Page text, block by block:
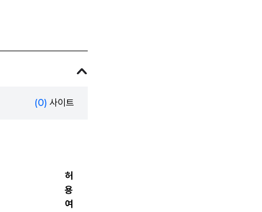
(0) 사이트
허
용
여